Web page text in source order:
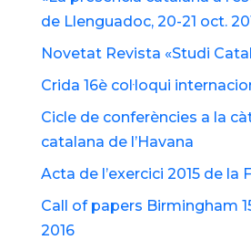
de Llenguadoc, 20-21 oct.
Novetat Revista «Studi
Crida 16è col·loqui
Cicle de conferències a la
catalana de l’Havana
Acta de l’exercici 2015 de la
Call of papers Birmingham
2016